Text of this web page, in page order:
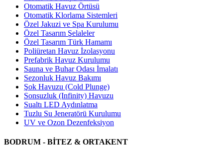
Otomatik Havuz Örtüsü
Otomatik Klorlama Sistemleri
Özel Jakuzi ve Spa Kurulumu
Özel Tasarım Şelaleler
Özel Tasarım Türk Hamamı
Poliüretan Havuz İzolasyonu
Prefabrik Havuz Kurulumu
Sauna ve Buhar Odası İmalatı
Sezonluk Havuz Bakımı
Şok Havuzu (Cold Plunge)
Sonsuzluk (Infinity) Havuzu
Sualtı LED Aydınlatma
Tuzlu Su Jeneratörü Kurulumu
UV ve Ozon Dezenfeksiyon
BODRUM - BİTEZ & ORTAKENT